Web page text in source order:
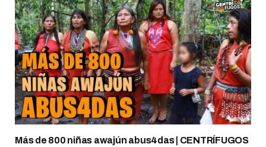
Más de 800 niñas awajún abus4das | CENTRÍFUGOS